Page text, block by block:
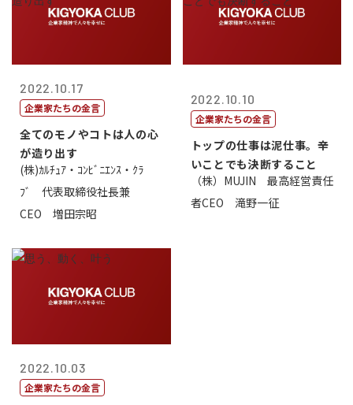
2022.10.17
企業家たちの金言
全てのモノやコトは人の心
が造り出す
(株)ｶﾙﾁｭｱ・ｺﾝﾋﾞﾆｴﾝｽ・ｸﾗ
ﾌﾞ 代表取締役社長兼
CEO 増田宗昭
2022.10.10
企業家たちの金言
トップの仕事は泥仕事。辛
いことでも決断すること
（株）MUJIN 最高経営責任
者CEO 滝野一征
2022.10.03
企業家たちの金言